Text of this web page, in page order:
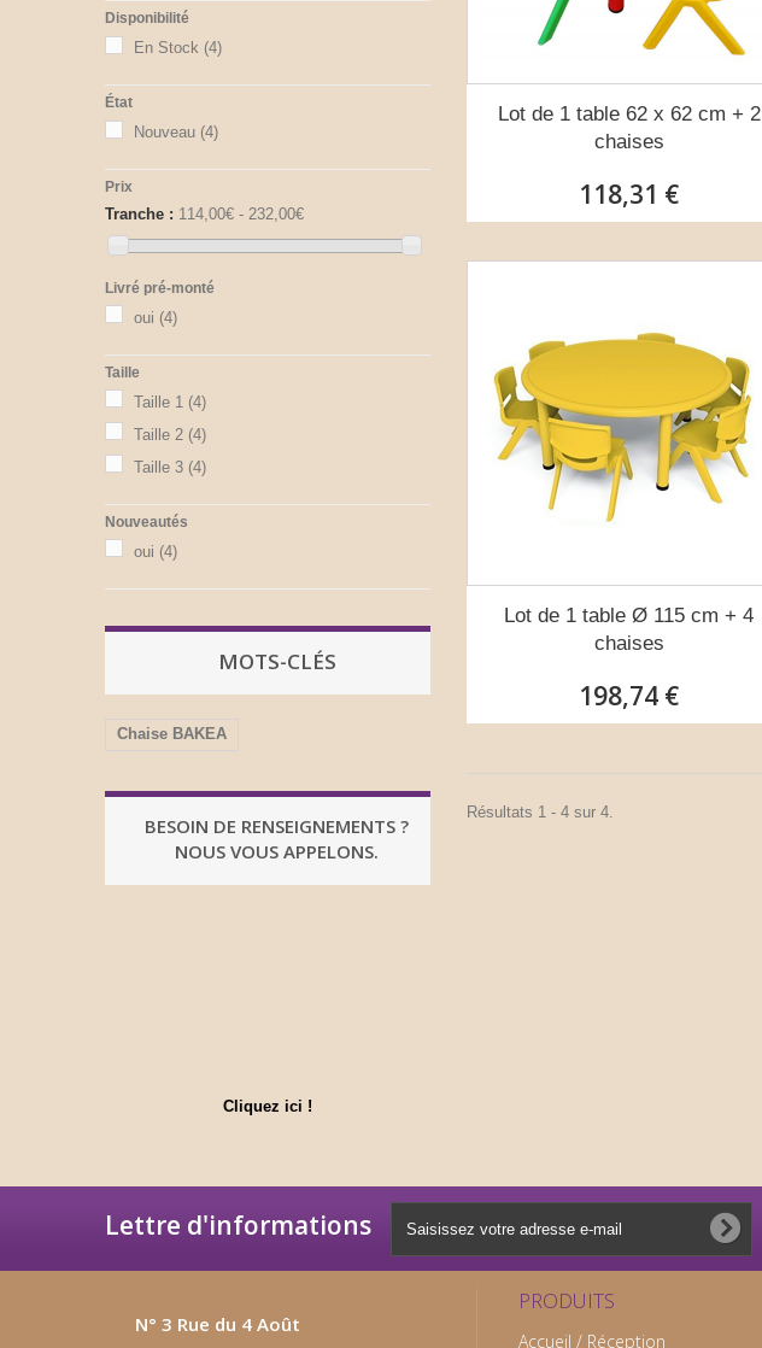
Disponibilité
En Stock (4)
État
Nouveau (4)
Prix
Tranche : 114,00€ - 232,00€
Livré pré-monté
oui (4)
Taille
Taille 1 (4)
Taille 2 (4)
Taille 3 (4)
Nouveautés
oui (4)
MOTS-CLÉS
Chaise BAKEA
BESOIN DE RENSEIGNEMENTS ?
NOUS VOUS APPELONS.
Cliquez ici !
Lot de 1 table 62 x 62 cm + 2
chaises
118,31 €
Lot de 1 table Ø 115 cm + 4
chaises
198,74 €
Résultats 1 - 4 sur 4.
Lettre d'informations
N° 3 Rue du 4 Août
PRODUITS
Accueil / Réception